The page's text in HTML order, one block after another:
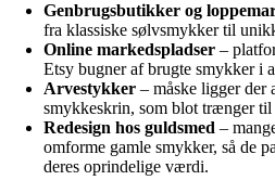
Genbrugsbutikker og
fra klassiske sølvsmykker til
Online markedspladser –
Etsy bugner af brugte smykker i
Arvestykker – måske ligger der
smykkeskrin, som blot trænger
Redesign hos guldsmed –
omforme gamle smykker, så de
deres oprindelige værdi.